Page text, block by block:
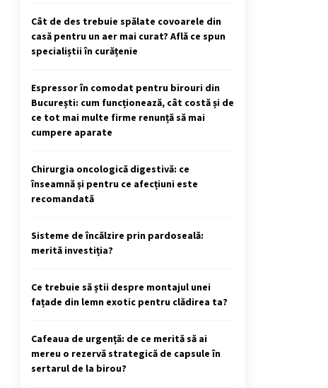
Cât de des trebuie spălate covoarele din
casă pentru un aer mai curat? Află ce spun
specialiștii în curățenie
Espressor în comodat pentru birouri din
București: cum funcționează, cât costă și de
ce tot mai multe firme renunță să mai
cumpere aparate
Chirurgia oncologică digestivă: ce
înseamnă și pentru ce afecțiuni este
recomandată
Sisteme de încălzire prin pardoseală:
merită investiția?
Ce trebuie să știi despre montajul unei
fațade din lemn exotic pentru clădirea ta?
Cafeaua de urgență: de ce merită să ai
mereu o rezervă strategică de capsule în
sertarul de la birou?